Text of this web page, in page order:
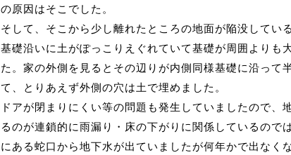
の原因はそこでした。
そして、そこから少し離れたところの地面が陥没してい
基礎沿いに土がぽっこりえぐれていて基礎が周囲よりも
た。家の外側を見るとその辺りが内側同様基礎に沿って
て、とりあえず外側の穴は土で埋めました。
ドアが閉まりにくい等の問題も発生していましたので、
るのが連鎖的に雨漏り・床の下がりに関係しているので
にある蛇口から地下水が出ていましたが何年かで出なく